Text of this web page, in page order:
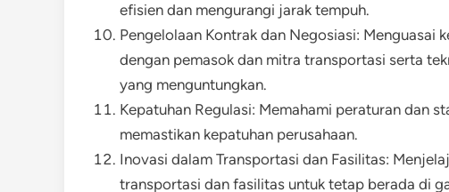
efisien dan mengurangi jarak tempuh.
Pengelolaan Kontrak dan Negosiasi: Menguasai
dengan pemasok dan mitra transportasi serta
yang menguntungkan.
Kepatuhan Regulasi: Memahami peraturan dan
memastikan kepatuhan perusahaan.
Inovasi dalam Transportasi dan Fasilitas:
transportasi dan fasilitas untuk tetap berada di